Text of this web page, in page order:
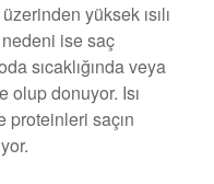
yüksek ısılı
nedeni ise saç
sıcaklığında veya
olup donuyor. Isı
proteinleri saçın